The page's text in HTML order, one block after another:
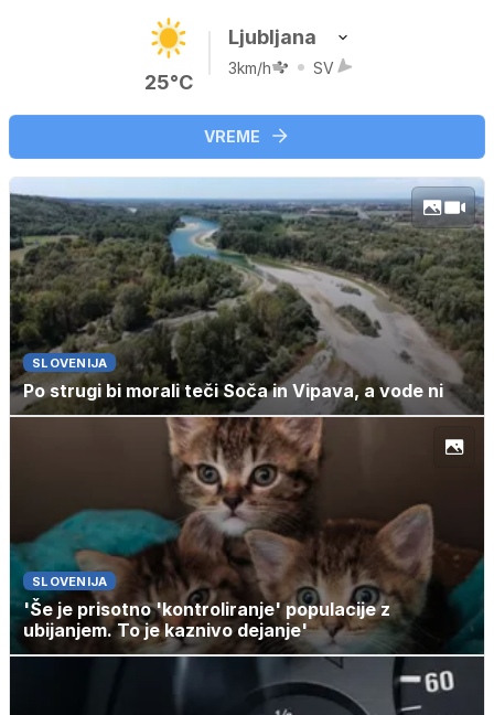
25°C
Ljubljana
3km/h SV
VREME
SLOVENIJA
Po strugi bi morali teči Soča in Vipava, a vode ni
SLOVENIJA
'Še je prisotno 'kontroliranje' populacije z
ubijanjem. To je kaznivo dejanje'